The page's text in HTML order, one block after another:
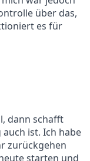
über das,
es für
dann schafft
ist. Ich habe
zurückgehen
starten und